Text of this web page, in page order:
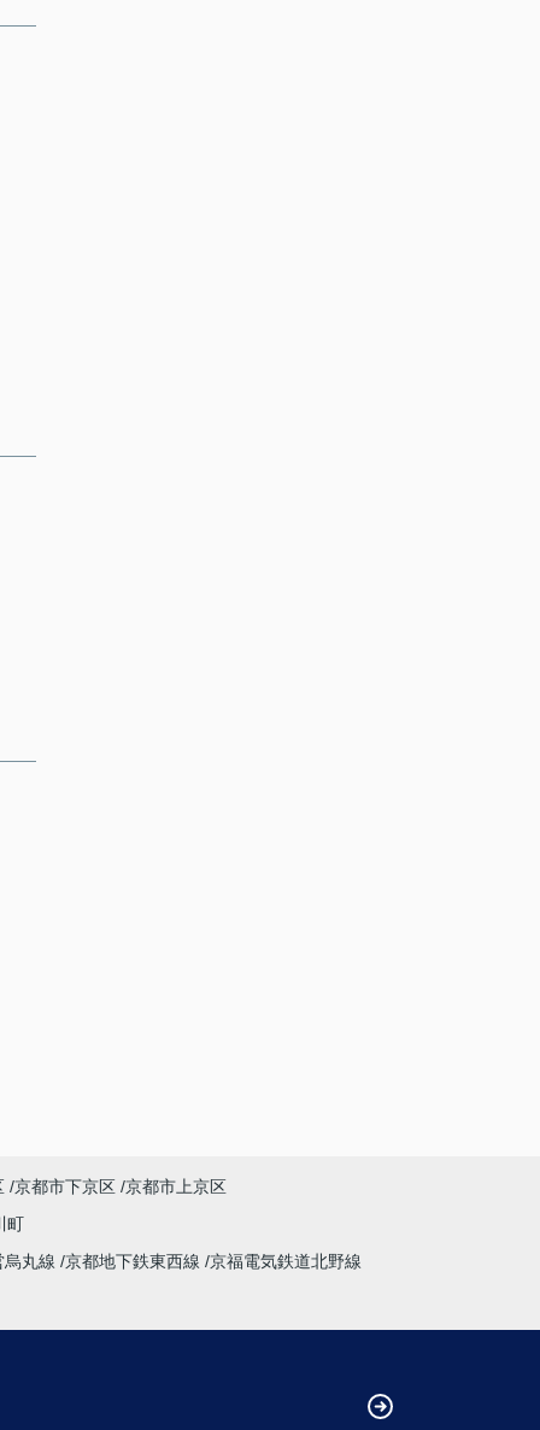
京都市下京区 京都市上京区
町
烏丸線 京都地下鉄東西線 京福電気鉄道北野線